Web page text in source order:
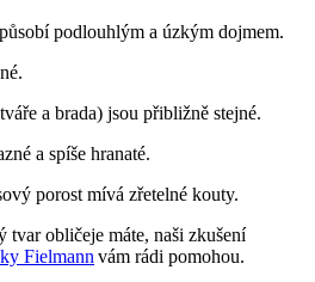
podlouhlým a úzkým dojmem.
a brada) jsou přibližně stejné.
a spíše hranaté.
porost mívá zřetelné kouty.
tvar obličeje máte, naši zkušení
Fielmann vám rádi pomohou.